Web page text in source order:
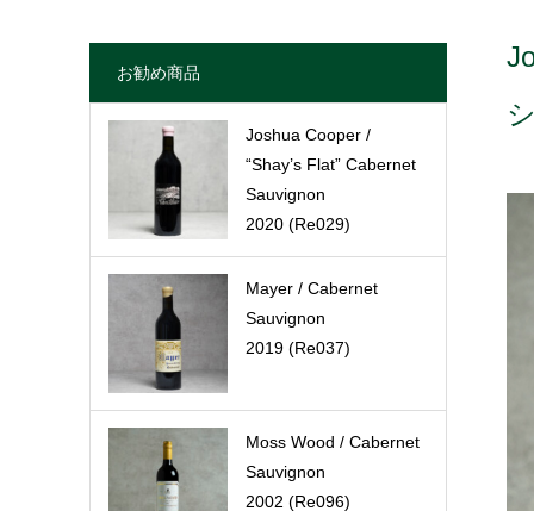
お勧め商品
Joshua Cooper /
“Shay’s Flat” Cabernet
Sauvignon
2020 (Re029)
Mayer / Cabernet
Sauvignon
2019 (Re037)
Moss Wood / Cabernet
Sauvignon
2002 (Re096)